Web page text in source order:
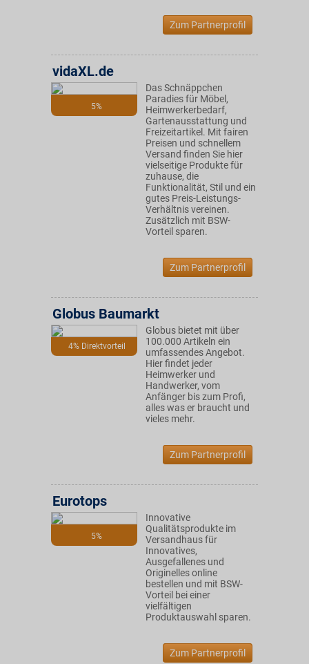
Zum Partnerprofil
5%
vidaXL.de
Das Schnäppchen
Paradies für Möbel,
Heimwerkerbedarf,
Gartenausstattung und
Freizeitartikel. Mit fairen
Preisen und schnellem
Versand finden Sie hier
vielseitige Produkte für
zuhause, die
Funktionalität, Stil und ein
gutes Preis-Leistungs-
Verhältnis vereinen.
Zusätzlich mit BSW-
Vorteil sparen.
Zum Partnerprofil
4% Direktvorteil
Globus Baumarkt
Globus bietet mit über
100.000 Artikeln ein
umfassendes Angebot.
Hier findet jeder
Heimwerker und
Handwerker, vom
Anfänger bis zum Profi,
alles was er braucht und
vieles mehr.
Zum Partnerprofil
5%
Eurotops
Innovative
Qualitätsprodukte im
Versandhaus für
Innovatives,
Ausgefallenes und
Originelles online
bestellen und mit BSW-
Vorteil bei einer
vielfältigen
Produktauswahl sparen.
Zum Partnerprofil